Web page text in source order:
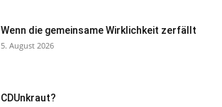
Wenn die gemeinsame Wirklichkeit zerfällt
5. August 2026
CDUnkraut?